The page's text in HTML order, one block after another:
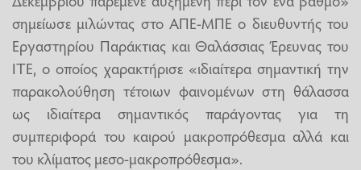
σημείωσε μιλώντας στο ΑΠΕ-ΜΠΕ ο διευθυντής του
Εργαστηρίου Παράκτιας και Θαλάσσιας Έρευνας του
ΙΤΕ, ο οποίος χαρακτήρισε «ιδιαίτερα σημαντική την
παρακολούθηση τέτοιων φαινομένων στη θάλασσα
ως ιδιαίτερα σημαντικός παράγοντας για τη
συμπεριφορά του καιρού μακροπρόθεσμα αλλά και
του κλίματος μεσο-μακροπρόθεσμα».